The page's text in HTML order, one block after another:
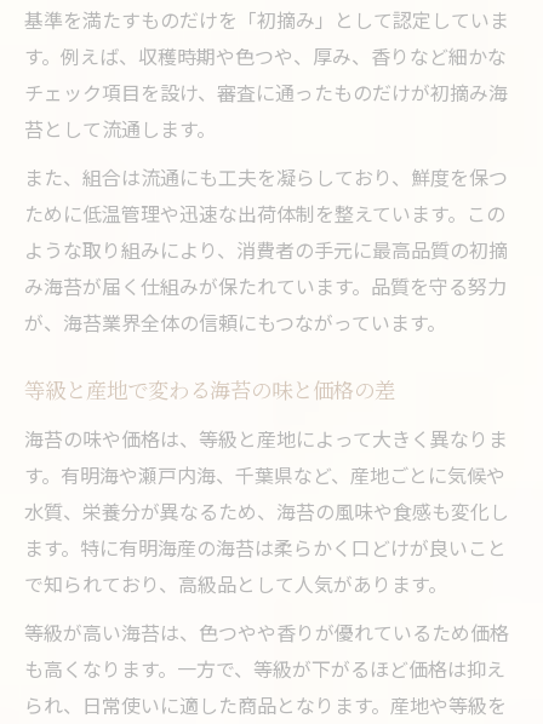
基準を満たすものだけを「初摘み」として認定していま
す。例えば、収穫時期や色つや、厚み、香りなど細かな
チェック項目を設け、審査に通ったものだけが初摘み海
苔として流通します。
また、組合は流通にも工夫を凝らしており、鮮度を保つ
ために低温管理や迅速な出荷体制を整えています。この
ような取り組みにより、消費者の手元に最高品質の初摘
み海苔が届く仕組みが保たれています。品質を守る努力
が、海苔業界全体の信頼にもつながっています。
等級と産地で変わる海苔の味と価格の差
海苔の味や価格は、等級と産地によって大きく異なりま
す。有明海や瀬戸内海、千葉県など、産地ごとに気候や
水質、栄養分が異なるため、海苔の風味や食感も変化し
ます。特に有明海産の海苔は柔らかく口どけが良いこと
で知られており、高級品として人気があります。
等級が高い海苔は、色つやや香りが優れているため価格
も高くなります。一方で、等級が下がるほど価格は抑え
られ、日常使いに適した商品となります。産地や等級を